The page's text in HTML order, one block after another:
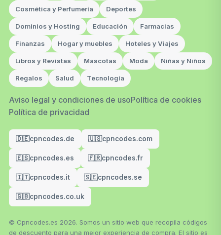
Cosmética y Perfumería Deportes
Dominios y Hosting Educación Farmacias
Finanzas Hogar y muebles Hoteles y Viajes
Libros y Revistas Mascotas Moda Niñas y Niños
Regalos Salud Tecnología
Aviso legal y condiciones de usoPolítica de cookies
Política de privacidad
🇩🇪cpncodes.de 🇺🇸cpncodes.com
🇪🇸cpncodes.es 🇫🇷cpncodes.fr
🇮🇹cpncodes.it 🇸🇪cpncodes.se
🇬🇧cpncodes.co.uk
© Cpncodes.es 2026. Somos un sitio web que recopila códigos
de descuento para una mejor experiencia de compra. El sitio es